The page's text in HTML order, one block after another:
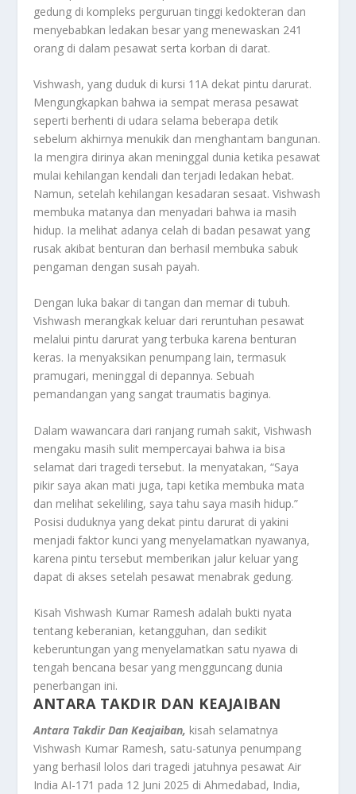
gedung di kompleks perguruan tinggi kedokteran dan
menyebabkan ledakan besar yang menewaskan 241
orang di dalam pesawat serta korban di darat.
Vishwash, yang duduk di kursi 11A dekat pintu darurat.
Mengungkapkan bahwa ia sempat merasa pesawat
seperti berhenti di udara selama beberapa detik
sebelum akhirnya menukik dan menghantam bangunan.
Ia mengira dirinya akan meninggal dunia ketika pesawat
mulai kehilangan kendali dan terjadi ledakan hebat.
Namun, setelah kehilangan kesadaran sesaat. Vishwash
membuka matanya dan menyadari bahwa ia masih
hidup. Ia melihat adanya celah di badan pesawat yang
rusak akibat benturan dan berhasil membuka sabuk
pengaman dengan susah payah.
Dengan luka bakar di tangan dan memar di tubuh.
Vishwash merangkak keluar dari reruntuhan pesawat
melalui pintu darurat yang terbuka karena benturan
keras. Ia menyaksikan penumpang lain, termasuk
pramugari, meninggal di depannya. Sebuah
pemandangan yang sangat traumatis baginya.
Dalam wawancara dari ranjang rumah sakit, Vishwash
mengaku masih sulit mempercayai bahwa ia bisa
selamat dari tragedi tersebut. Ia menyatakan, “Saya
pikir saya akan mati juga, tapi ketika membuka mata
dan melihat sekeliling, saya tahu saya masih hidup.”
Posisi duduknya yang dekat pintu darurat di yakini
menjadi faktor kunci yang menyelamatkan nyawanya,
karena pintu tersebut memberikan jalur keluar yang
dapat di akses setelah pesawat menabrak gedung.
Kisah Vishwash Kumar Ramesh adalah bukti nyata
tentang keberanian, ketangguhan, dan sedikit
keberuntungan yang menyelamatkan satu nyawa di
tengah bencana besar yang mengguncang dunia
penerbangan ini.
ANTARA TAKDIR DAN KEAJAIBAN
Antara Takdir Dan Keajaiban, kisah selamatnya
Vishwash Kumar Ramesh, satu-satunya penumpang
yang berhasil lolos dari tragedi jatuhnya pesawat Air
India AI-171 pada 12 Juni 2025 di Ahmedabad, India,